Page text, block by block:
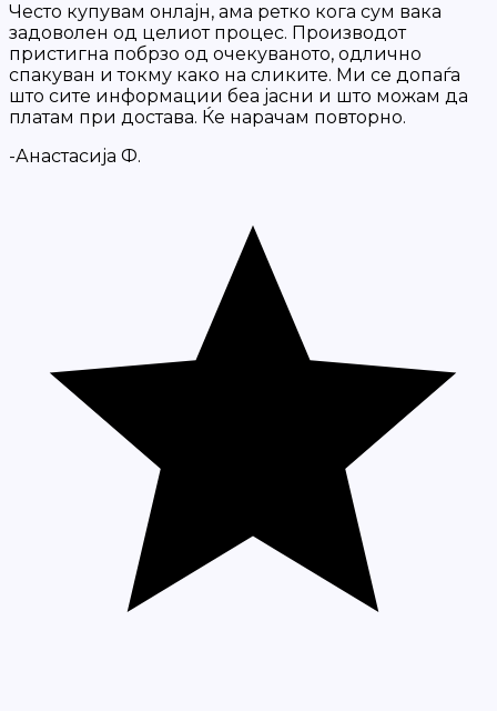
Често купувам онлајн, ама ретко кога сум вака
задоволен од целиот процес. Производот
пристигна побрзо од очекуваното, одлично
спакуван и токму како на сликите. Ми се допаѓа
што сите информации беа јасни и што можам да
платам при достава. Ќе нарачам повторно.
-Анастасија Ф.